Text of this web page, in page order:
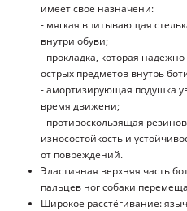
имеет свое назначени:
- мягкая впитывающая
внутри обуви;
- прокладка, которая
острых предметов внутрь
- амортизирующая подушка
время движени;
- противоскользящая
износостойкость и
от повреждений.
Эластичная верхняя часть
пальцев ног собаки
Широкое расстёгивание: